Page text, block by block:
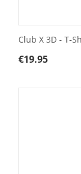
Club X 3D - T-
€19.95